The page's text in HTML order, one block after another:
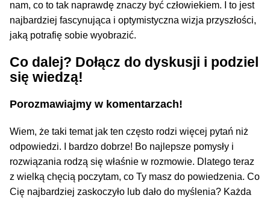
nam, co to tak naprawdę znaczy być człowiekiem. I to jest
najbardziej fascynująca i optymistyczna wizja przyszłości,
jaką potrafię sobie wyobrazić.
Co dalej? Dołącz do dyskusji i podziel
się wiedzą!
Porozmawiajmy w komentarzach!
Wiem, że taki temat jak ten często rodzi więcej pytań niż
odpowiedzi. I bardzo dobrze! Bo najlepsze pomysły i
rozwiązania rodzą się właśnie w rozmowie. Dlatego teraz
z wielką chęcią poczytam, co Ty masz do powiedzenia. Co
Cię najbardziej zaskoczyło lub dało do myślenia? Każda